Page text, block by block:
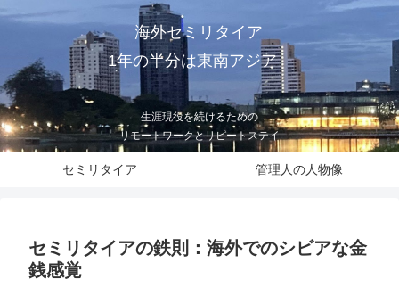
海外セミリタイア
1年の半分は東南アジア
生涯現役を続けるための
リモートワークとリピートステイ
セミリタイア 管理人の人物像
セミリタイアの鉄則：海外でのシビアな金
銭感覚